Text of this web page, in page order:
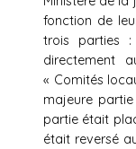
fonction de
trois parties
directement
« Comités
majeure
partie était
était reversé